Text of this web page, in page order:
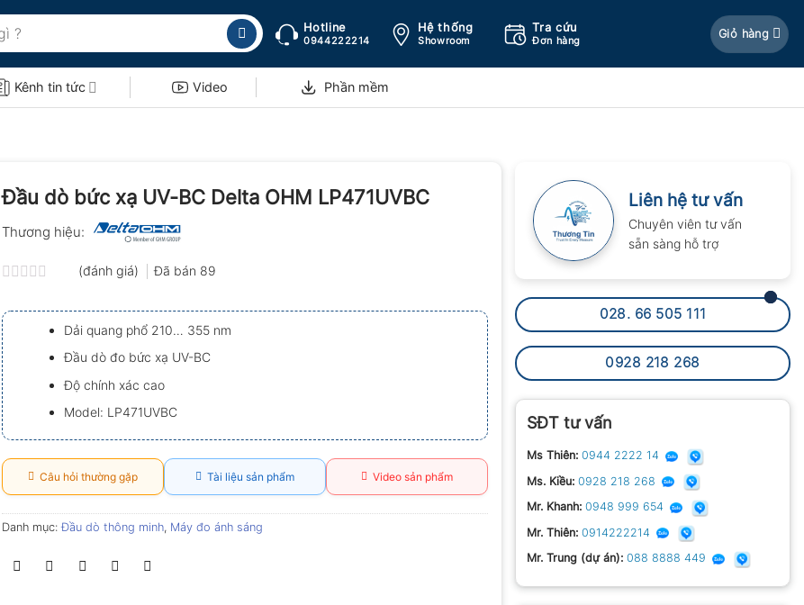
Hotline
0944222214
Hệ thống
Showroom
Tra cứu
Đơn hàng
Giỏ hàng
Kênh tin tức Video Phần mềm
Liên hệ tư vấn
Chuyên viên tư vấn
sẵn sàng hỗ trợ
028. 66 505 111
0928 218 268
SĐT tư vấn
Ms Thiên: 0944 2222 14
Ms. Kiều: 0928 218 268
Mr. Khanh: 0948 999 654
Mr. Thiên: 0914222214
Mr. Trung (dự án): 088 8888 449
Đầu dò bức xạ UV-BC Delta OHM LP471UVBC
Thương hiệu:
xếp
hạng
0.0
5
sao
(đánh giá) Đã bán 89
Dải quang phổ 210… 355 nm
Đầu dò đo bức xạ UV-BC
Độ chính xác cao
Model: LP471UVBC
Câu hỏi thường gặp Tài liệu sản phẩm Video sản phẩm
Danh mục:Đầu dò thông minh, Máy đo ánh sáng